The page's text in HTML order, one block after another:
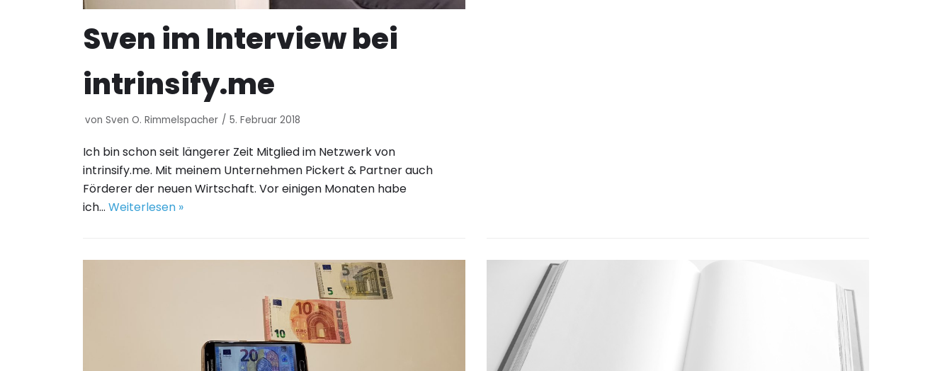
Sven im Interview bei
intrinsify.me
von Sven O. Rimmelspacher 5. Februar 2018
Ich bin schon seit längerer Zeit Mitglied im Netzwerk von
intrinsify.me. Mit meinem Unternehmen Pickert & Partner auch
Förderer der neuen Wirtschaft. Vor einigen Monaten habe
ich… Weiterlesen »